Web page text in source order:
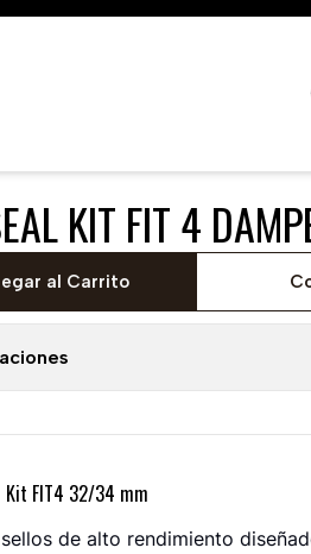
KIT FIT 4
al Carrito
Kit FIT4 32/34 mm
de alto rendimiento